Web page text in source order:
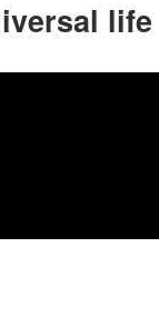
life